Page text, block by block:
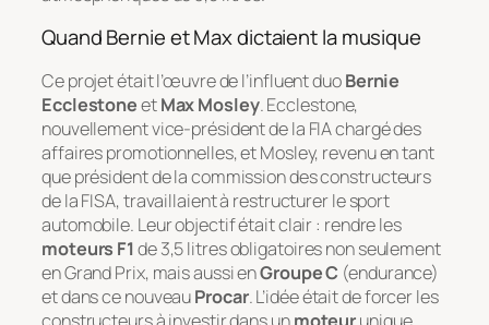
Quand Bernie et Max dictaient la musique
Ce projet était l’œuvre de l’influent duoBernie
EcclestoneetMax Mosley. Ecclestone,
nouvellement vice-président de la FIA chargé des
affaires promotionnelles, et Mosley, revenu en tant
que président de la commission des constructeurs
de la FISA, travaillaient à restructurer le sport
automobile. Leur objectif était clair : rendre les
moteurs F1de 3,5 litres obligatoires non seulement
en Grand Prix, mais aussi enGroupe C (endurance)
et dans ce nouveauProcar. L’idée était de forcer les